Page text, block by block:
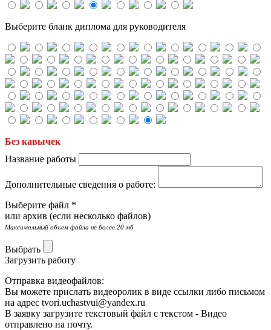
Выберите бланк диплома для руководителя
Без кавычек
Название работы
Дополнительные сведения о работе:
Выберите файл *
или архив (если несколько файлов)
Максимальный объем файла не более 20 мб
Выбрать
Загрузить работу
Отправка видеофайлов:
Вы можете прислать видеоролик в виде ссылки либо письмом
на адрес tvori.uchastvui@yandex.ru
В заявку загрузите текстовый файл с текстом - Видео
отправлено на почту.